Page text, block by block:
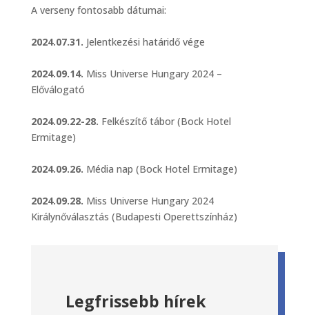
A verseny fontosabb dátumai:
2024.07.31. Jelentkezési határidő vége
2024.09.14. Miss Universe Hungary 2024 –
Előválogató
2024.09.22-28. Felkészítő tábor (Bock Hotel
Ermitage)
2024.09.26. Média nap (Bock Hotel Ermitage)
2024.09.28. Miss Universe Hungary 2024
Királynőválasztás (Budapesti Operettszínház)
Legfrissebb hírek